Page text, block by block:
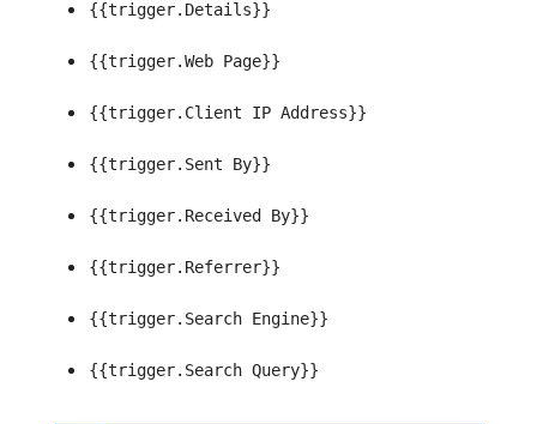
{{trigger.Details}}
{{trigger.Web Page}}
{{trigger.Client IP Address}}
{{trigger.Sent By}}
{{trigger.Received By}}
{{trigger.Referrer}}
{{trigger.Search Engine}}
{{trigger.Search Query}}